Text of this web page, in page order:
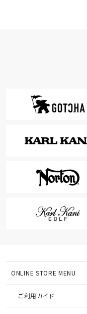
ONLINE STORE MENU
ご利用ガイド